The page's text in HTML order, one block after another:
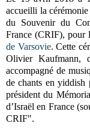
accueilli la
du Souvenir du
France (CRIF), pour
de Varsovie.Cette
Olivier Kaufmann,
accompagné de
de chants en
président du
d’Israël en France
CRIF".